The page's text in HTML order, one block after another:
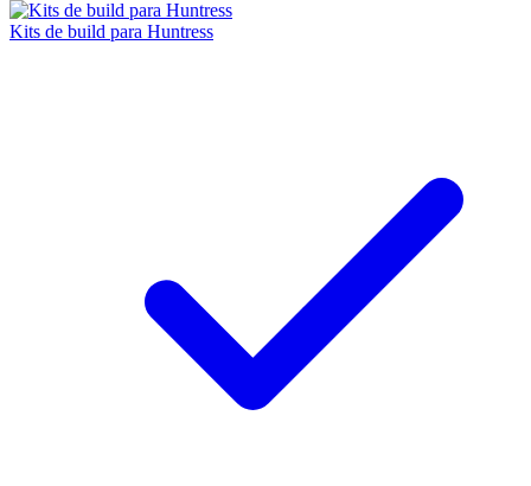
Kits de build para Huntress